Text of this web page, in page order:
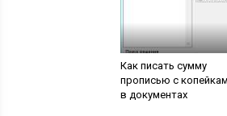
Как писать сумму
прописью с
в документах